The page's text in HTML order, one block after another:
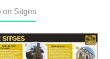
en Sitges